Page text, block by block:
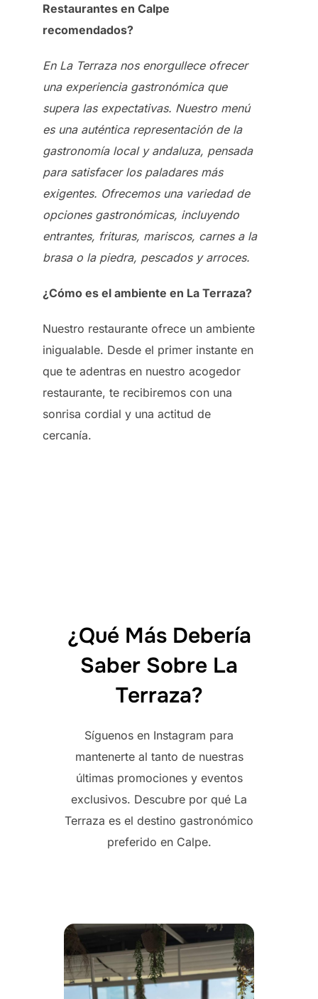
Restaurantes en Calpe
recomendados?
En La Terraza nos enorgullece ofrecer
una experiencia gastronómica que
supera las expectativas. Nuestro menú
es una auténtica representación de la
gastronomía local y andaluza, pensada
para satisfacer los paladares más
exigentes. Ofrecemos una variedad de
opciones gastronómicas, incluyendo
entrantes, frituras, mariscos, carnes a la
brasa o la piedra, pescados y arroces.
¿Cómo es el ambiente en La Terraza?
Nuestro restaurante ofrece un ambiente
inigualable. Desde el primer instante en
que te adentras en nuestro acogedor
restaurante, te recibiremos con una
sonrisa cordial y una actitud de
cercanía.
¿Qué Más Debería
Saber Sobre La
Terraza?
Síguenos en Instagram para
mantenerte al tanto de nuestras
últimas promociones y eventos
exclusivos. Descubre por qué La
Terraza es el destino gastronómico
preferido en Calpe.